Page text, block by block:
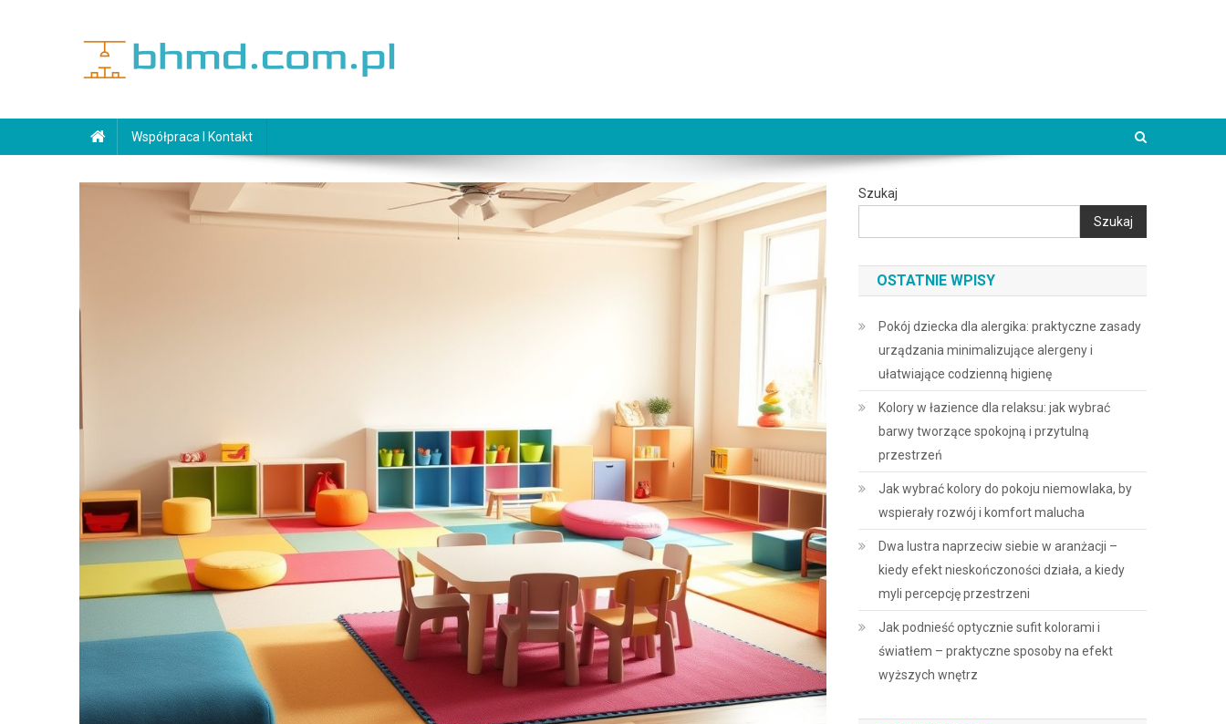
Współpraca I Kontakt
Szukaj
Szukaj
OSTATNIE WPISY
Pokój dziecka dla alergika: praktyczne zasady
urządzania minimalizujące alergeny i
ułatwiające codzienną higienę
Kolory w łazience dla relaksu: jak wybrać
barwy tworzące spokojną i przytulną
przestrzeń
Jak wybrać kolory do pokoju niemowlaka, by
wspierały rozwój i komfort malucha
Dwa lustra naprzeciw siebie w aranżacji –
kiedy efekt nieskończoności działa, a kiedy
myli percepcję przestrzeni
Jak podnieść optycznie sufit kolorami i
światłem – praktyczne sposoby na efekt
wyższych wnętrz